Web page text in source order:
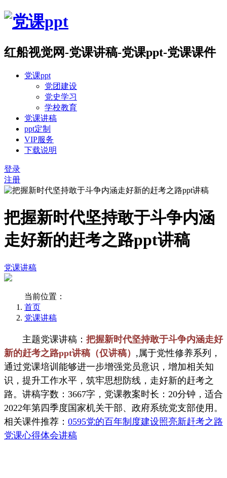
红船视觉网-党课讲稿-党课ppt-党课课件
党课ppt
党团建设
党史学习
学校教育
党课讲稿
ppt定制
VIP服务
下载说明
登录
注册
把握新时代坚持敢于斗争内涵
走好新的赶考之路ppt讲稿
党课讲稿
当前位置：
首页
党课讲稿
主题党课讲稿： 把握新时代坚持敢于斗争内涵走好
新的赶考之路ppt讲稿（仅讲稿） ,属于党性修养系列，
通过党课培训能够进一步增强党员意识，增加相关知
识，提升工作水平，筑牢思想防线，走好新的赶考之
路。讲稿字数：3667字，党课教案时长：20分钟，适合
2022年第四季度国家机关干部、政府系统党支部使用。
相关课件推荐： 0595党的百年制度建设照亮新赶考之路
党课心得体会讲稿